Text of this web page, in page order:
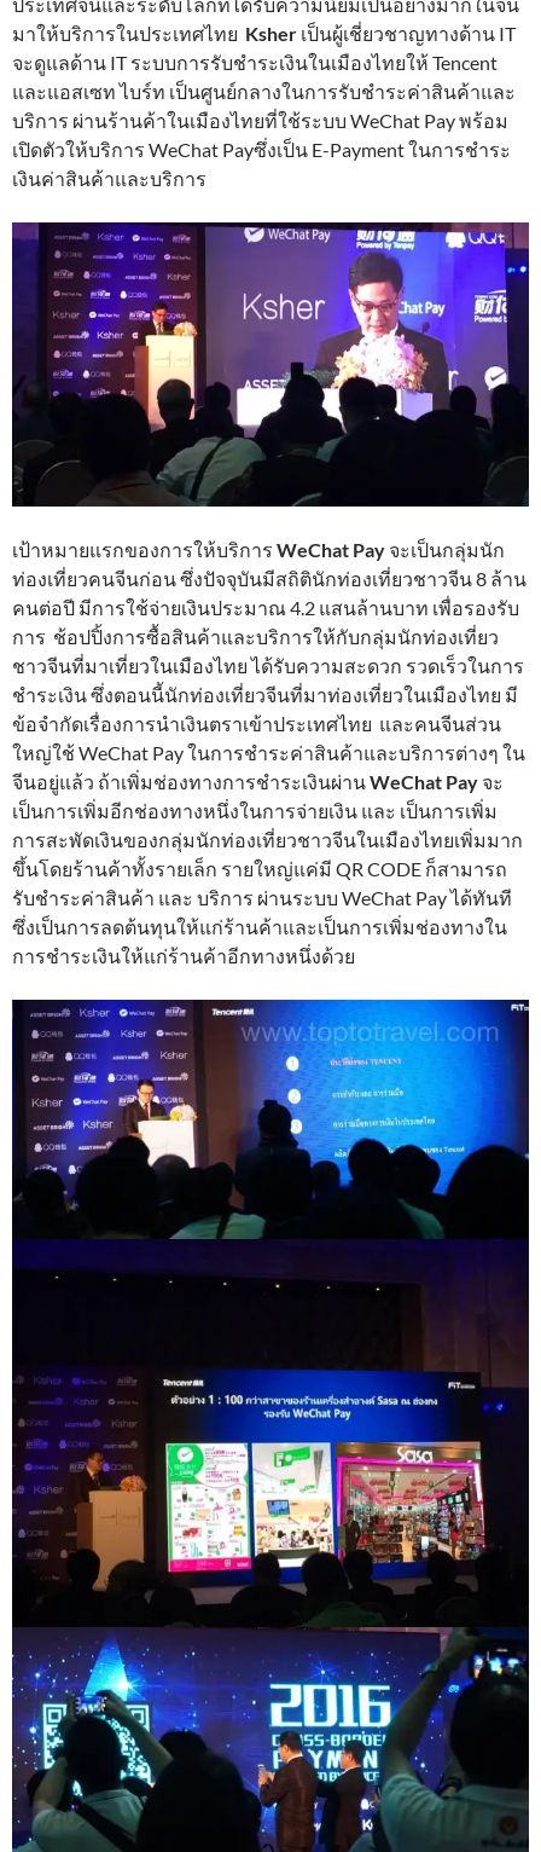
มาให้บริการในประเทศไทย Ksher เป็นผู้เชี่ยวชาญทางด้าน IT
จะดูแลด้าน IT ระบบการรับชำระเงินในเมืองไทยให้ Tencent
และแอสเซท ไบร์ท เป็นศูนย์กลางในการรับชำระค่าสินค้าและ
บริการ ผ่านร้านค้าในเมืองไทยที่ใช้ระบบ WeChat Pay พร้อม
เปิดตัวให้บริการ WeChat Payซึ่งเป็น E-Payment ในการชำระ
เงินค่าสินค้าและบริการ
เป้าหมายแรกของการให้บริการ WeChat Pay จะเป็นกลุ่มนัก
ท่องเที่ยวคนจีนก่อน ซึ่งปัจจุบันมีสถิตินักท่องเที่ยวชาวจีน 8 ล้าน
คนต่อปี มีการใช้จ่ายเงินประมาณ 4.2 แสนล้านบาท เพื่อรองรับ
การ ช้อปปิ้งการซื้อสินค้าและบริการให้กับกลุ่มนักท่องเที่ยว
ชาวจีนที่มาเที่ยวในเมืองไทย ได้รับความสะดวก รวดเร็วในการ
ชำระเงิน ซึ่งตอนนี้นักท่องเที่ยวจีนที่มาท่องเที่ยวในเมืองไทย มี
ข้อจำกัดเรื่องการนำเงินตราเข้าประเทศไทย และคนจีนส่วน
ใหญ่ใช้ WeChat Pay ในการชำระค่าสินค้าและบริการต่างๆ ใน
จีนอยู่แล้ว ถ้าเพิ่มช่องทางการชำระเงินผ่านWeChat Pay จะ
เป็นการเพิ่มอีกช่องทางหนึ่งในการจ่ายเงิน และ เป็นการเพิ่ม
การสะพัดเงินของกลุ่มนักท่องเที่ยวชาวจีนในเมืองไทยเพิ่มมาก
ขึ้นโดยร้านค้าทั้งรายเล็ก รายใหญ่แค่มี QR CODE ก็สามารถ
รับชำระค่าสินค้า และ บริการ ผ่านระบบ WeChat Pay ได้ทันที
ซึ่งเป็นการลดต้นทุนให้แก่ร้านค้าและเป็นการเพิ่มช่องทางใน
การชำระเงินให้แก่ร้านค้าอีกทางหนึ่งด้วย